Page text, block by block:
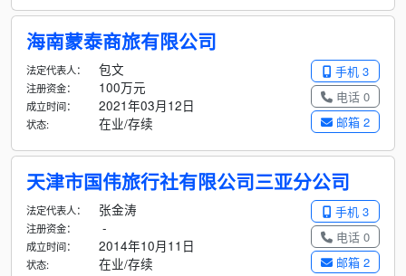
海南蒙泰商旅有限公司
手机 3
电话 0
邮箱 2
法定代表人： 包文
注册资金： 100万元
成立时间： 2021年03月12日
状态: 在业/存续
天津市国伟旅行社有限公司三亚分公司
手机 3
电话 0
邮箱 2
法定代表人： 张金涛
注册资金： -
成立时间： 2014年10月11日
状态: 在业/存续